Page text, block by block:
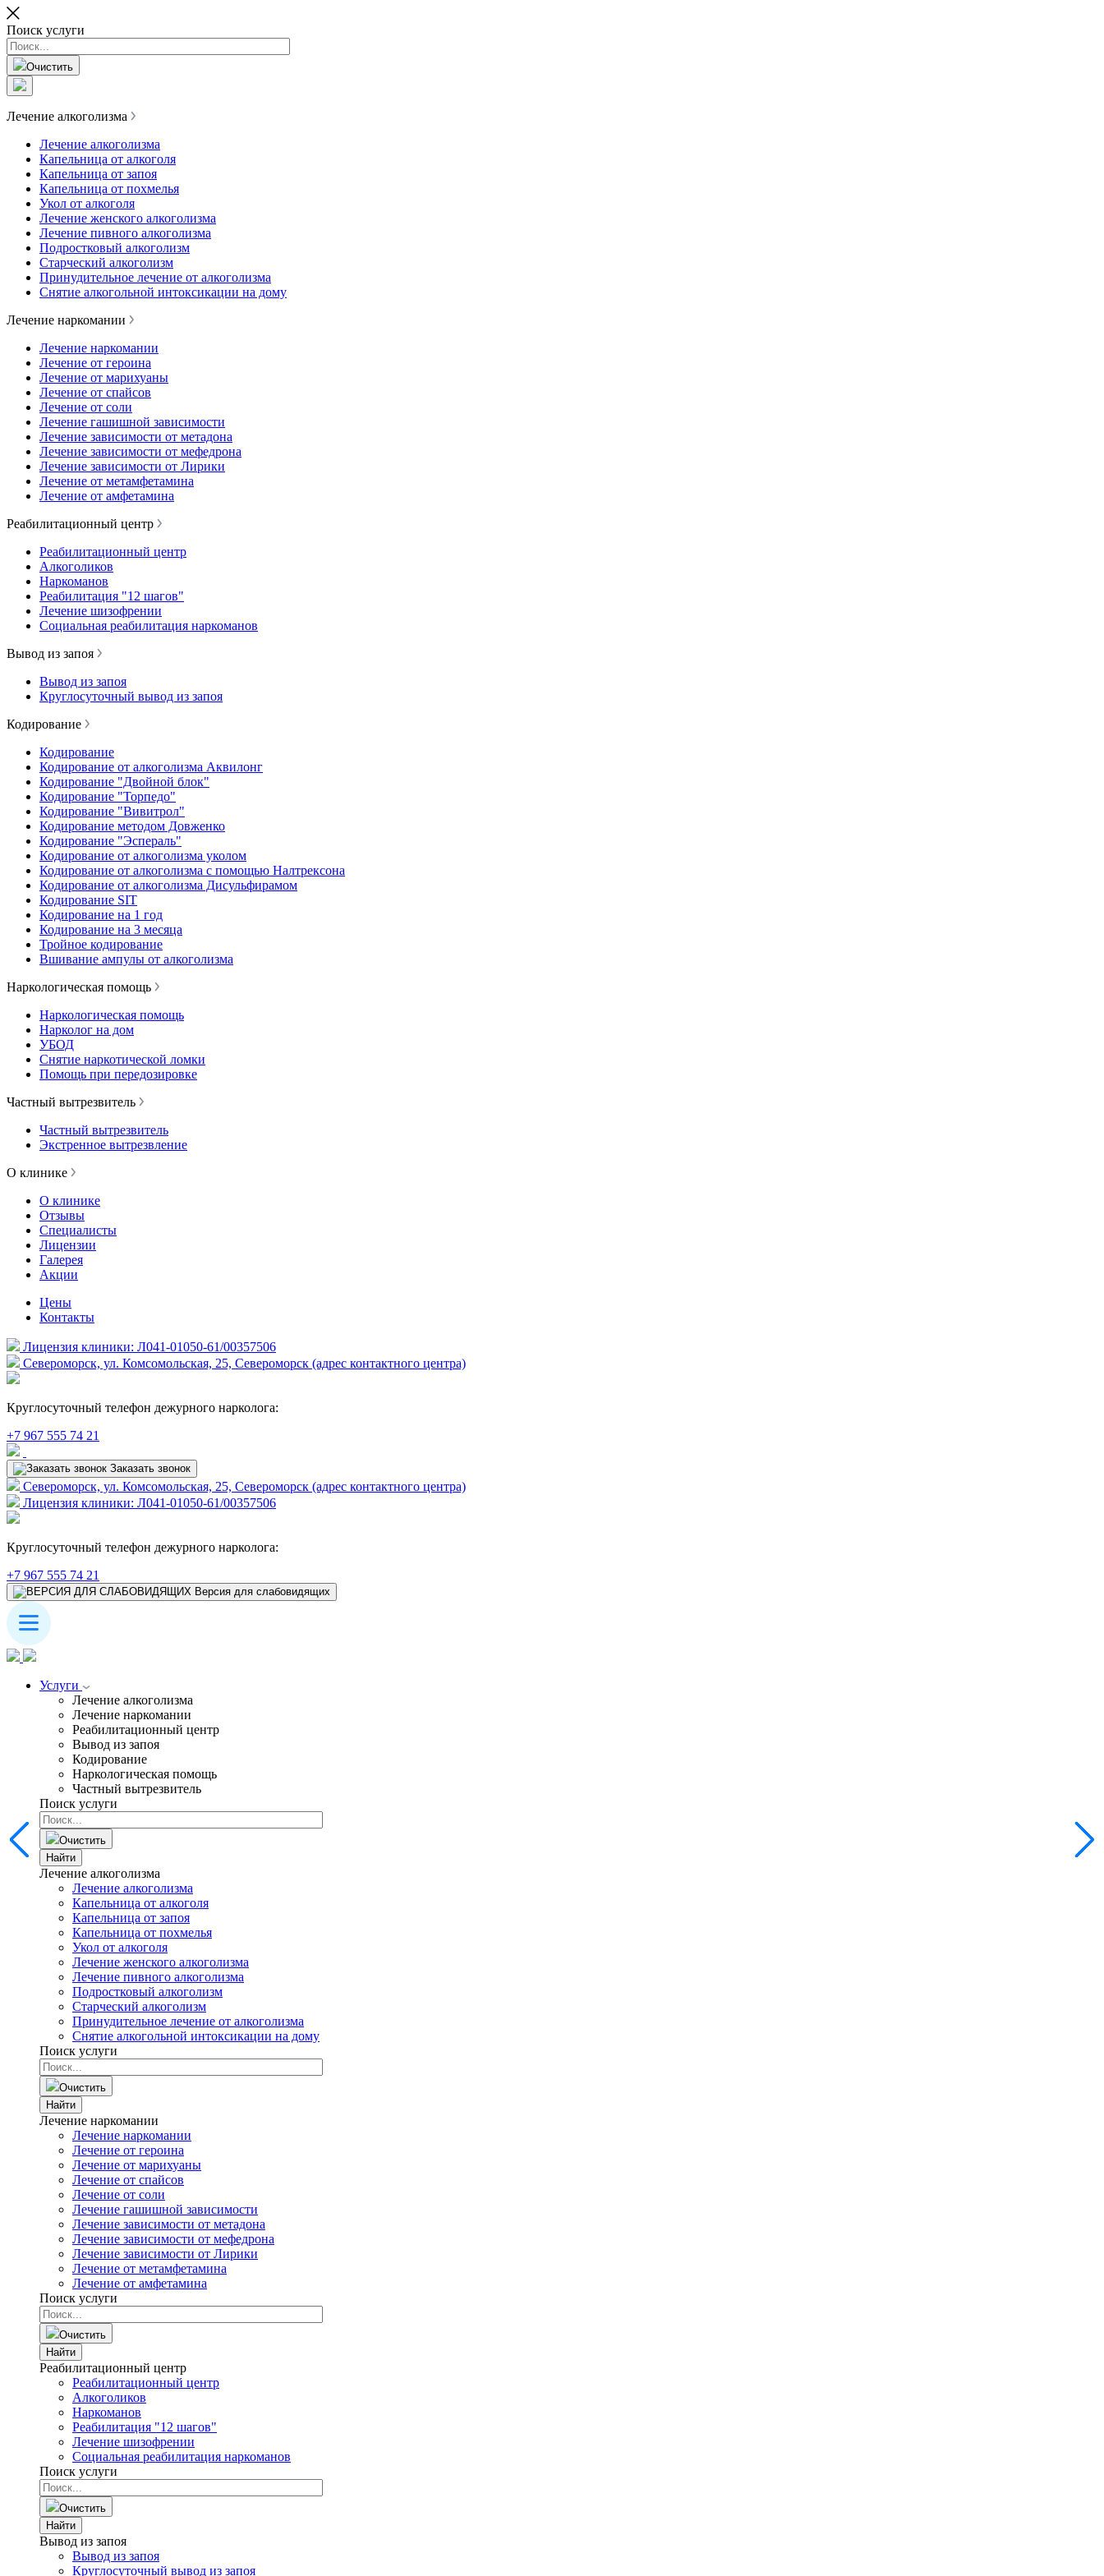
Поиск услуги
Очистить
Лечение алкоголизма
Лечение алкоголизма
Капельница от алкоголя
Капельница от запоя
Капельница от похмелья
Укол от алкоголя
Лечение женского алкоголизма
Лечение пивного алкоголизма
Подростковый алкоголизм
Старческий алкоголизм
Принудительное лечение от алкоголизма
Снятие алкогольной интоксикации на дому
Лечение наркомании
Лечение наркомании
Лечение от героина
Лечение от марихуаны
Лечение от спайсов
Лечение от соли
Лечение гашишной зависимости
Лечение зависимости от метадона
Лечение зависимости от мефедрона
Лечение зависимости от Лирики
Лечение от метамфетамина
Лечение от амфетамина
Реабилитационный центр
Реабилитационный центр
Алкоголиков
Наркоманов
Реабилитация "12 шагов"
Лечение шизофрении
Социальная реабилитация наркоманов
Вывод из запоя
Вывод из запоя
Круглосуточный вывод из запоя
Кодирование
Кодирование
Кодирование от алкоголизма Аквилонг
Кодирование "Двойной блок"
Кодирование "Торпедо"
Кодирование "Вивитрол"
Кодирование методом Довженко
Кодирование "Эспераль"
Кодирование от алкоголизма уколом
Кодирование от алкоголизма с помощью Налтрексона
Кодирование от алкоголизма Дисульфирамом
Кодирование SIT
Кодирование на 1 год
Кодирование на 3 месяца
Тройное кодирование
Вшивание ампулы от алкоголизма
Наркологическая помощь
Наркологическая помощь
Нарколог на дом
УБОД
Снятие наркотической ломки
Помощь при передозировке
Частный вытрезвитель
Частный вытрезвитель
Экстренное вытрезвление
О клинике
О клинике
Отзывы
Специалисты
Лицензии
Галерея
Акции
Цены
Контакты
Лицензия клиники: Л041-01050-61/00357506
Североморск, ул. Комсомольская, 25, Североморск (адрес контактного центра)
Круглосуточный телефон дежурного нарколога:
+7 967 555 74 21
Заказать звонок
Североморск, ул. Комсомольская, 25, Североморск (адрес контактного центра)
Лицензия клиники: Л041-01050-61/00357506
Круглосуточный телефон дежурного нарколога:
+7 967 555 74 21
Версия для слабовидящих
Услуги
Лечение алкоголизма
Лечение наркомании
Реабилитационный центр
Вывод из запоя
Кодирование
Наркологическая помощь
Частный вытрезвитель
Поиск услуги
Очистить
Найти
Лечение алкоголизма
Лечение алкоголизма
Капельница от алкоголя
Капельница от запоя
Капельница от похмелья
Укол от алкоголя
Лечение женского алкоголизма
Лечение пивного алкоголизма
Подростковый алкоголизм
Старческий алкоголизм
Принудительное лечение от алкоголизма
Снятие алкогольной интоксикации на дому
Поиск услуги
Очистить
Найти
Лечение наркомании
Лечение наркомании
Лечение от героина
Лечение от марихуаны
Лечение от спайсов
Лечение от соли
Лечение гашишной зависимости
Лечение зависимости от метадона
Лечение зависимости от мефедрона
Лечение зависимости от Лирики
Лечение от метамфетамина
Лечение от амфетамина
Поиск услуги
Очистить
Найти
Реабилитационный центр
Реабилитационный центр
Алкоголиков
Наркоманов
Реабилитация "12 шагов"
Лечение шизофрении
Социальная реабилитация наркоманов
Поиск услуги
Очистить
Найти
Вывод из запоя
Вывод из запоя
Круглосуточный вывод из запоя